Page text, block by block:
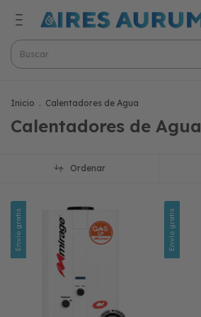
Inicio . Calentadores de Agua
Calentadores de Agua
Ordenar
Envío gratis Envío gratis